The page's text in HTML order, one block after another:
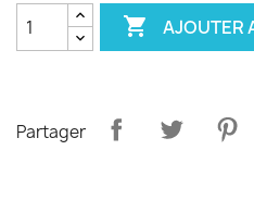
 AJOUTER
Partager